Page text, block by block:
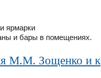
ярмарки
и бары в помещениях.
М.М. Зощенко и к